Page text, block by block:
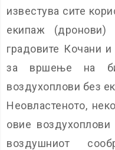
известува сите
екипаж (дронови)
градовите Кочани
за вршење на
воздухоплови без
Неовластеното,
овие
воздушниот